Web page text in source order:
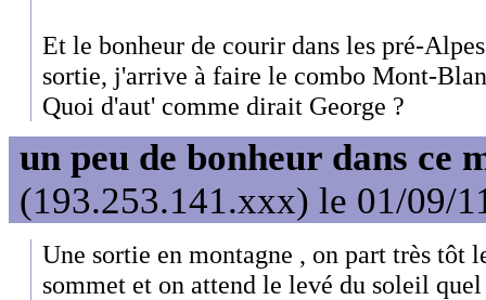
Et le bonheur de courir dans les pré-
sortie, j'arrive à faire le combo Mont-
Quoi d'aut' comme dirait George ?
un peu de bonheur dans ce
(193.253.141.xxx) le 01/09/
Une sortie en montagne , on part très tôt
sommet et on attend le levé du soleil